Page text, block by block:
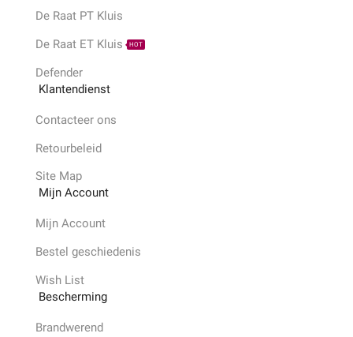
De Raat PT Kluis
De Raat ET Kluis
HOT
Defender
Klantendienst
Contacteer ons
Retourbeleid
Site Map
Mijn Account
Mijn Account
Bestel geschiedenis
Wish List
Bescherming
Brandwerend